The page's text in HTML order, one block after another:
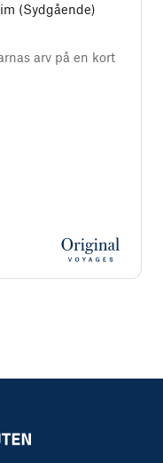
(Sydgående)
arv på en kort